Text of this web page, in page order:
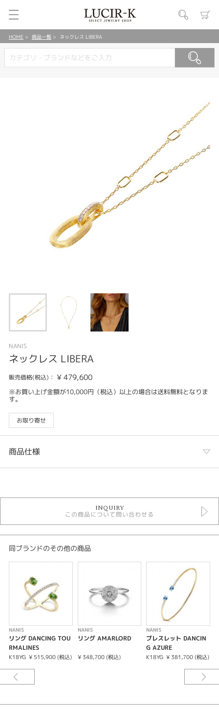
HOME 商品一覧 ネックレス LIBERA
NANIS
ネックレス LIBERA
販売価格(税込)： ¥479,600
※お買い上げ金額が10,000円（税込）以上の場合は送料無料となりま
す。
お取り寄せ
商品仕様
NANIS
金種
K18
ダイヤモンド
カラット
0.06ct
紹介文
軽やかでミニマルなLIBERAコレクションのこのネックレスは、18Kゴールド
とダイヤモンドを使用した、職人によるフルハンドメイドです。 貴女の装い
に洗練された優雅な雰囲気をプラスするのに最適なジュエリーです。
INQUIRY
この商品について問い合わせる
同ブランドのその他の商品
NANIS
リング DANCING TOU
RMALINES
K18YG ¥ 515,900 (税込)
NANIS
リング AMARLORD
¥ 348,700 (税込)
NANIS
ブレスレット DANCIN
G AZURE
K18YG ¥ 381,700 (税込)